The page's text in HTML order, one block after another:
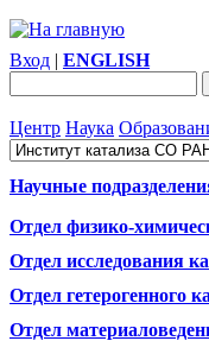
Вход | ENGLISH
Центр Наука
Научные
Отдел физико-
Отдел исследования
Отдел гетерогенного
Отдел